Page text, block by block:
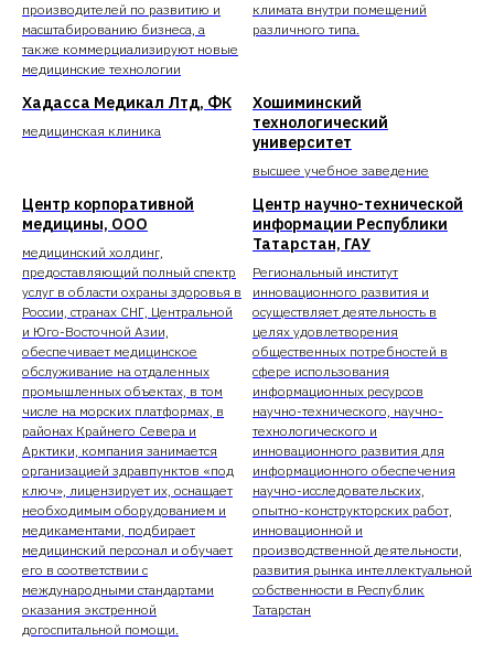
производителей по развитию и
масштабированию бизнеса, а
также коммерциализируют новые
медицинские технологии
климата внутри помещений
различного типа.
Хадасса Медикал Лтд, ФК
медицинская клиника
Хошиминский
технологический
университет
высшее учебное заведение
Центр корпоративной
медицины, ООО
медицинский холдинг,
предоставляющий полный спектр
услуг в области охраны здоровья в
России, странах СНГ, Центральной
и Юго-Восточной Азии,
обеспечивает медицинское
обслуживание на отдаленных
промышленных объектах, в том
числе на морских платформах, в
районах Крайнего Севера и
Арктики, компания занимается
организацией здравпунктов «под
ключ», лицензирует их, оснащает
необходимым оборудованием и
медикаментами, подбирает
медицинский персонал и обучает
его в соответствии с
международными стандартами
оказания экстренной
догоспитальной помощи.
Центр научно-технической
информации Республики
Татарстан, ГАУ
Региональный институт
инновационного развития и
осуществляет деятельность в
целях удовлетворения
общественных потребностей в
сфере использования
информационных ресурсов
научно-технического, научно-
технологического и
инновационного развития для
информационного обеспечения
научно-исследовательских,
опытно-конструкторских работ,
инновационной и
производственной деятельности,
развития рынка интеллектуальной
собственности в Республик
Татарстан